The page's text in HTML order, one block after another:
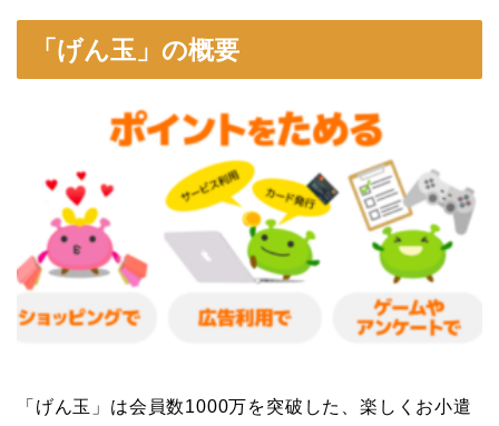
「げん玉」の概要
「げん玉」は会員数1000万を突破した、楽しくお小遣